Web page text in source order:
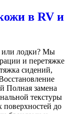
в RV и
или лодки? Мы
и перетяжке
сидений,
Полная замена
текстуры
поверхностей до